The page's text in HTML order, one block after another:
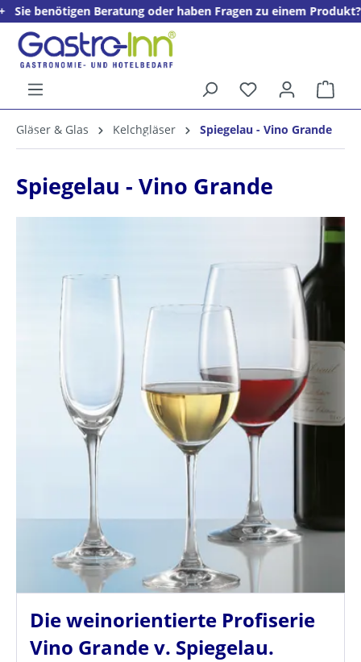
springen
Beratung oder haben Fragen zu einem Produkt? + +
Willkommens­rabatt**
Gläser & Glas Kelchgläser Spiegelau - Vino Grande
Spiegelau - Vino Grande
Die weinorientierte Profiserie
Vino Grande v. Spiegelau.